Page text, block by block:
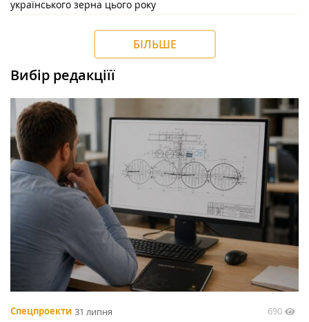
українського зерна цього року
БІЛЬШЕ
Вибір редакціїї
Спецпроекти 31 липня 690